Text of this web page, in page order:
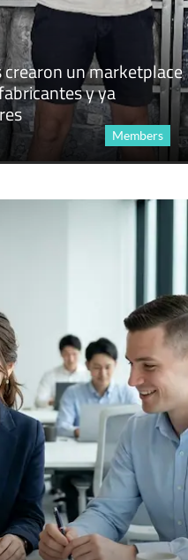
un marketplace
y ya
Members